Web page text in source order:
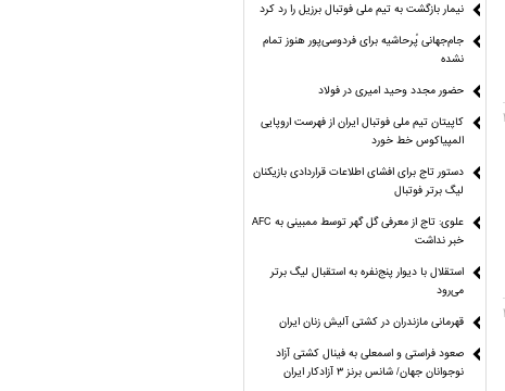
نیمار بازگشت به تیم ملی فوتبال برزیل را رد کرد
جام‌جهانی پُرحاشیه برای فردوسی‌پور هنوز تمام
نشده
حضور مجدد وحید امیری در فولاد
کاپیتان تیم ملی فوتبال ایران از فهرست اروپایی
المپیاکوس خط خورد
دستور تاج برای افشای اطلاعات قراردادی بازیکنان
لیگ برتر فوتبال
علوی: تاج از معرفی گل گهر توسط ممبینی به AFC
خبر نداشت
استقلال با دیوار پنج‌نفره به استقبال لیگ برتر
می‌رود
قهرمانی مازندران در کشتی آلیش زنان ایران
صعود فراستی و اسمعلی به فینال کشتی آزاد
نوجوانان جهان/ شانس برنز ۳ آزادکار ایران